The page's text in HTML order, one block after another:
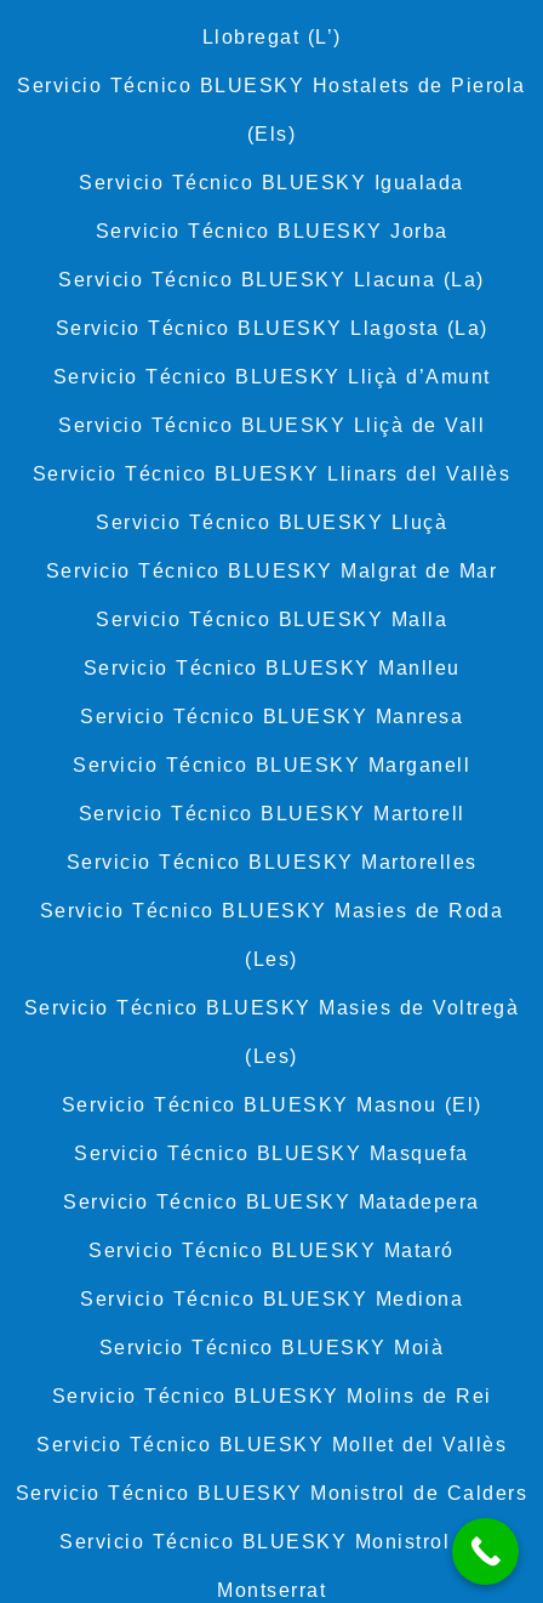
Llobregat (L’)
Servicio Técnico BLUESKY Hostalets de Pierola
(Els)
Servicio Técnico BLUESKY Igualada
Servicio Técnico BLUESKY Jorba
Servicio Técnico BLUESKY Llacuna (La)
Servicio Técnico BLUESKY Llagosta (La)
Servicio Técnico BLUESKY Lliçà d’Amunt
Servicio Técnico BLUESKY Lliçà de Vall
Servicio Técnico BLUESKY Llinars del Vallès
Servicio Técnico BLUESKY Lluçà
Servicio Técnico BLUESKY Malgrat de Mar
Servicio Técnico BLUESKY Malla
Servicio Técnico BLUESKY Manlleu
Servicio Técnico BLUESKY Manresa
Servicio Técnico BLUESKY Marganell
Servicio Técnico BLUESKY Martorell
Servicio Técnico BLUESKY Martorelles
Servicio Técnico BLUESKY Masies de Roda
(Les)
Servicio Técnico BLUESKY Masies de Voltregà
(Les)
Servicio Técnico BLUESKY Masnou (El)
Servicio Técnico BLUESKY Masquefa
Servicio Técnico BLUESKY Matadepera
Servicio Técnico BLUESKY Mataró
Servicio Técnico BLUESKY Mediona
Servicio Técnico BLUESKY Moià
Servicio Técnico BLUESKY Molins de Rei
Servicio Técnico BLUESKY Mollet del Vallès
Servicio Técnico BLUESKY Monistrol de Calders
Servicio Técnico BLUESKY Monistrol de
Montserrat